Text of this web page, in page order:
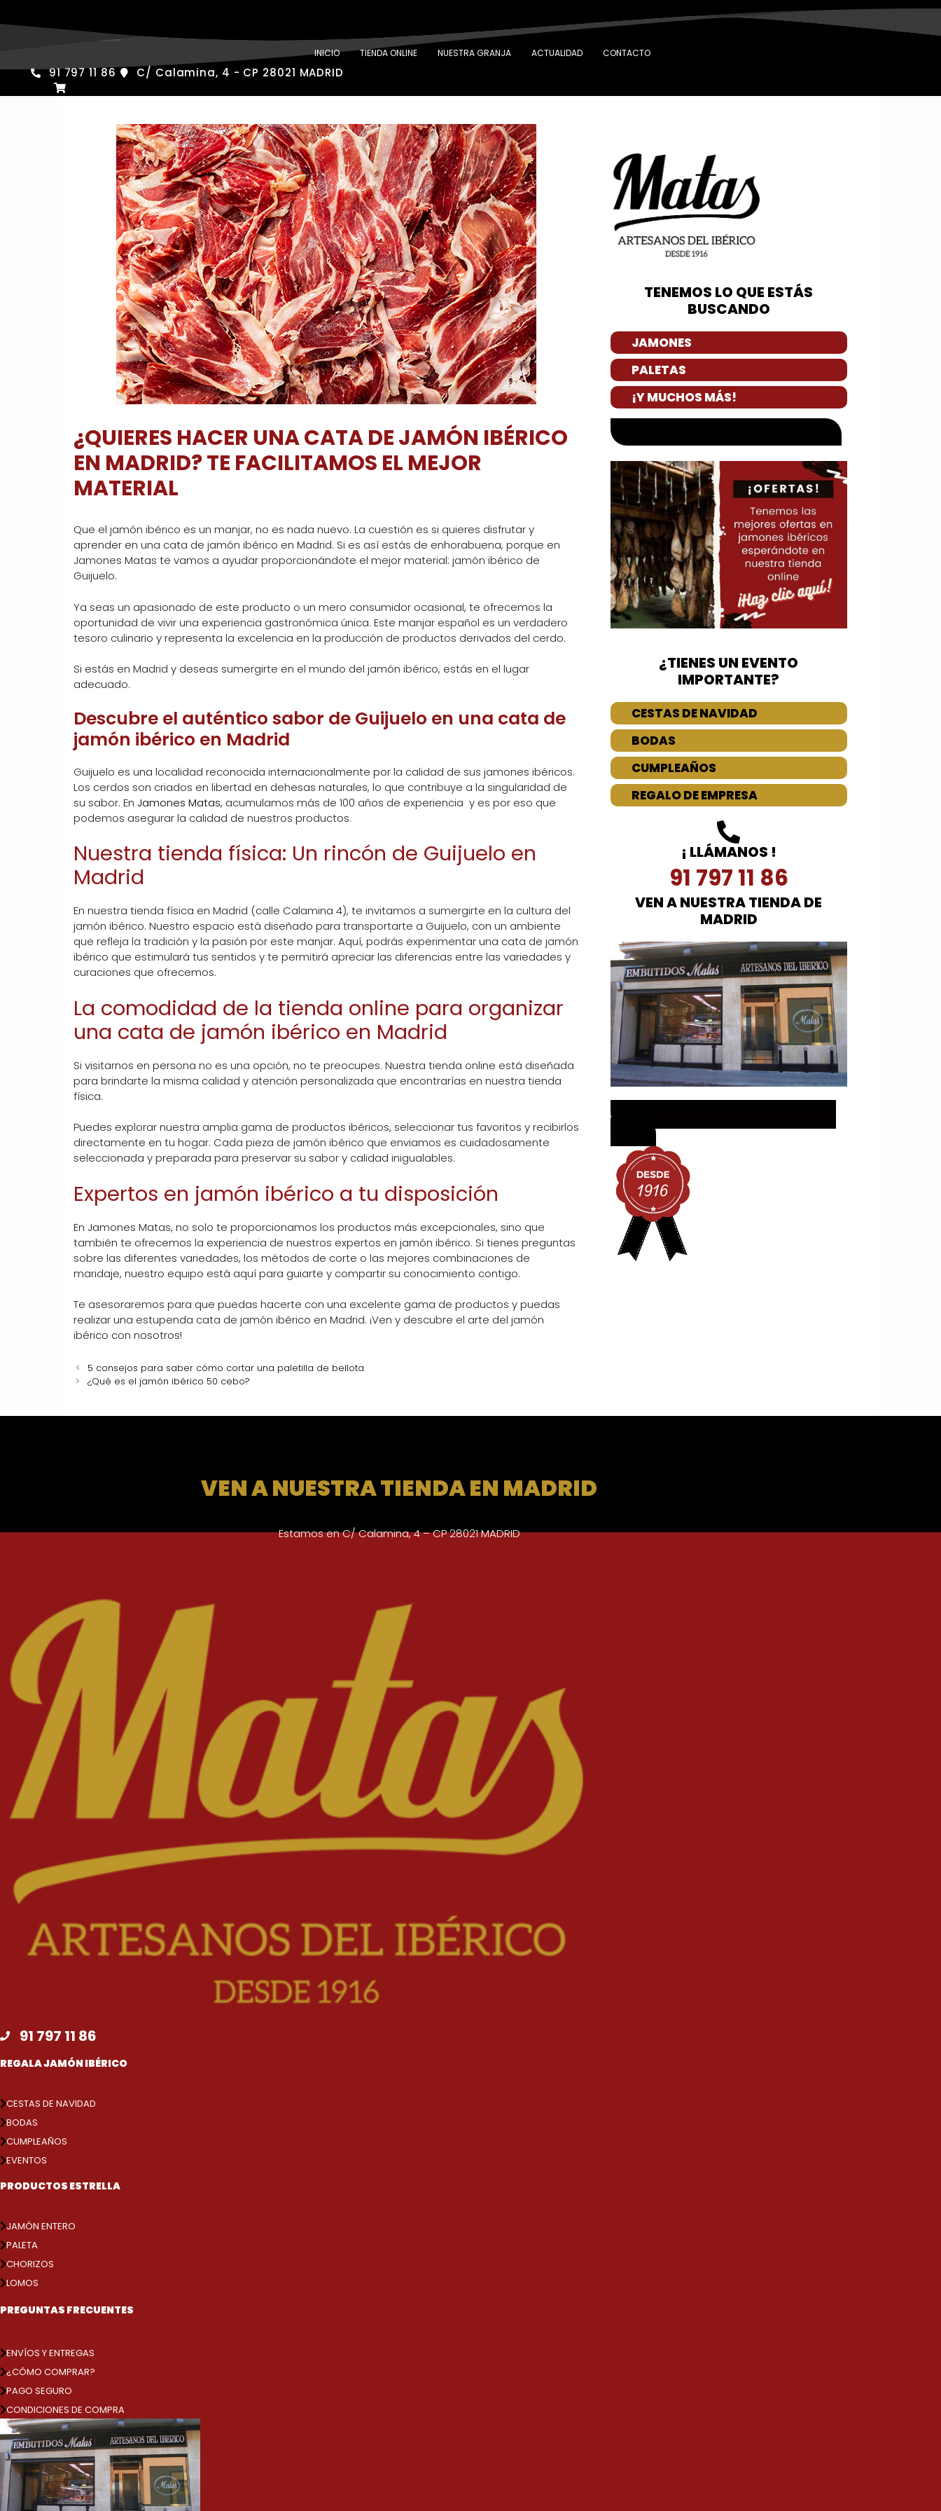
al
INICIO TIENDA ONLINE NUESTRA GRANJA ACTUALIDAD CONTACTO
91 797 11 86 C/ Calamina, 4 - CP 28021 MADRID
¿QUIERES HACER UNA CATA DE JAMÓN IBÉRICO
EN MADRID? TE FACILITAMOS EL MEJOR
MATERIAL
Que el jamón ibérico es un manjar, no es nada nuevo. La cuestión es si quieres disfrutar y
aprender en una cata de jamón ibérico en Madrid. Si es así estás de enhorabuena, porque en
Jamones Matas te vamos a ayudar proporcionándote el mejor material: jamón ibérico de
Guijuelo.
Ya seas un apasionado de este producto o un mero consumidor ocasional, te ofrecemos la
oportunidad de vivir una experiencia gastronómica única. Este manjar español es un verdadero
tesoro culinario y representa la excelencia en la producción de productos derivados del cerdo.
Si estás en Madrid y deseas sumergirte en el mundo del jamón ibérico, estás en el lugar
adecuado.
Descubre el auténtico sabor de Guijuelo en una cata de
jamón ibérico en Madrid
Guijuelo es una localidad reconocida internacionalmente por la calidad de sus jamones ibéricos.
Los cerdos son criados en libertad en dehesas naturales, lo que contribuye a la singularidad de
su sabor. En Jamones Matas, acumulamos más de 100 años de experiencia y es por eso que
podemos asegurar la calidad de nuestros productos.
Nuestra tienda física: Un rincón de Guijuelo en
Madrid
En nuestra tienda física en Madrid (calle Calamina 4), te invitamos a sumergirte en la cultura del
jamón ibérico. Nuestro espacio está diseñado para transportarte a Guijuelo, con un ambiente
que refleja la tradición y la pasión por este manjar. Aquí, podrás experimentar una cata de jamón
ibérico que estimulará tus sentidos y te permitirá apreciar las diferencias entre las variedades y
curaciones que ofrecemos.
La comodidad de la tienda online para organizar
una cata de jamón ibérico en Madrid
Si visitarnos en persona no es una opción, no te preocupes. Nuestra tienda online está diseñada
para brindarte la misma calidad y atención personalizada que encontrarías en nuestra tienda
física.
Puedes explorar nuestra amplia gama de productos ibéricos, seleccionar tus favoritos y recibirlos
directamente en tu hogar. Cada pieza de jamón ibérico que enviamos es cuidadosamente
seleccionada y preparada para preservar su sabor y calidad inigualables.
Expertos en jamón ibérico a tu disposición
En Jamones Matas, no solo te proporcionamos los productos más excepcionales, sino que
también te ofrecemos la experiencia de nuestros expertos en jamón ibérico. Si tienes preguntas
sobre las diferentes variedades, los métodos de corte o las mejores combinaciones de
maridaje, nuestro equipo está aquí para guiarte y compartir su conocimiento contigo.
Te asesoraremos para que puedas hacerte con una excelente gama de productos y puedas
realizar una estupenda cata de jamón ibérico en Madrid. ¡Ven y descubre el arte del jamón
ibérico con nosotros!
5 consejos para saber cómo cortar una paletilla de bellota
¿Qué es el jamón ibérico 50 cebo?
TENEMOS LO QUE ESTÁS
BUSCANDO
JAMONES
PALETAS
¡Y MUCHOS MÁS!
¿TIENES UN EVENTO
IMPORTANTE?
CESTAS DE NAVIDAD
BODAS
CUMPLEAÑOS
REGALO DE EMPRESA
¡ LLÁMANOS !
91 797 11 86
VEN A NUESTRA TIENDA DE
MADRID
VEN A NUESTRA TIENDA EN MADRID
Estamos en C/ Calamina, 4 – CP 28021 MADRID
91 797 11 86
REGALA JAMÓN IBÉRICO
CESTAS DE NAVIDAD
BODAS
CUMPLEAÑOS
EVENTOS
PRODUCTOS ESTRELLA
JAMÓN ENTERO
PALETA
CHORIZOS
LOMOS
PREGUNTAS FRECUENTES
ENVÍOS Y ENTREGAS
¿CÓMO COMPRAR?
PAGO SEGURO
CONDICIONES DE COMPRA